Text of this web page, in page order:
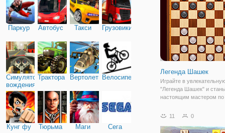
Паркур Автобус Такси Грузовики
Симулятор
вождения
Трактора ВертолетыВелосипед
Кунг фу Тюрьма Маги Сега
всех возрастов могут
Легенда Шашек
Играйте в
"Легенда Шашек" и
настоящим мастером по
различные режимы :
искусственного
11 0